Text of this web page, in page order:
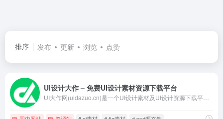
排序 发布 更新 浏览 点赞
UI设计大作 – 免费UI设计素材资源下载平台